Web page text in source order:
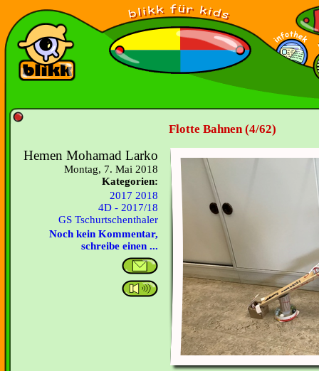
Flotte Bahnen (4/62)
Hemen Mohamad Larko
Montag, 7. Mai 2018
Kategorien:
2017 2018
4D - 2017/18
GS Tschurtschenthaler
Noch kein Kommentar,
schreibe einen ...